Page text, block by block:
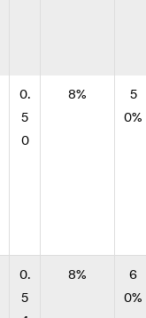
0.
5
0
8%
5
0%
0.
5
8%
6
0%